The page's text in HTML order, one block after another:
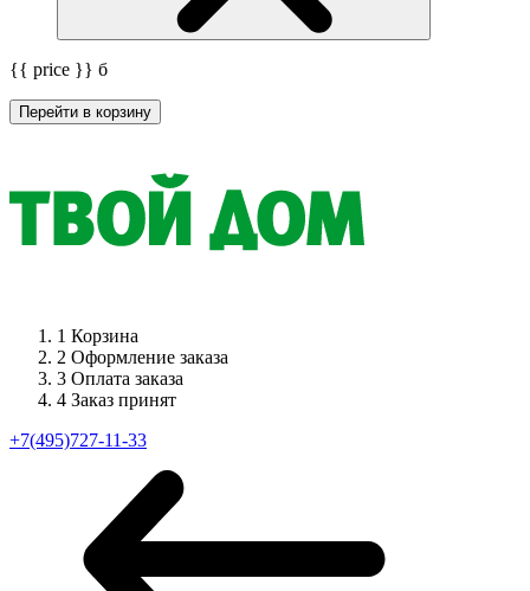
{{ price }} б
Перейти в корзину
1 Корзина
2 Оформление заказа
3 Оплата заказа
4 Заказ принят
+7(495)727-11-33